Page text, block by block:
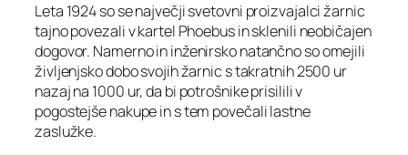
Leta 1924 so se največji svetovni proizvajalci žarnic
tajno povezali v kartel Phoebus in sklenili neobičajen
dogovor. Namerno in inženirsko natančno so omejili
življenjsko dobo svojih žarnic s takratnih 2500 ur
nazaj na 1000 ur, da bi potrošnike prisilili v
pogostejše nakupe in s tem povečali lastne
zaslužke.